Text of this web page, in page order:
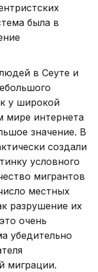
была в
в Сеуте и
у широкой
мире интернета
значение. В
создали
условного
мигрантов
местных
разрушение их
очень
убедительно
миграции.